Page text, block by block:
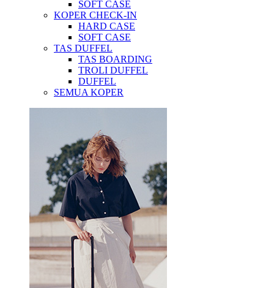
SOFT CASE
KOPER CHECK-IN
HARD CASE
SOFT CASE
TAS DUFFEL
TAS BOARDING
TROLI DUFFEL
DUFFEL
SEMUA KOPER